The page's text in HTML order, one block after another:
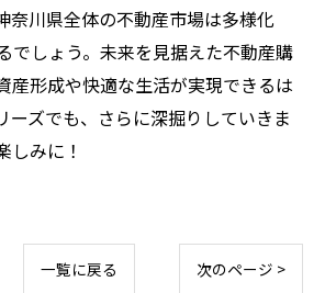
奈川県全体の不動産市場は多様化
でしょう。未来を見据えた不動産購
産形成や快適な生活が実現できるは
ーズでも、さらに深掘りしていきま
しみに！
一覧に戻る 次のページ >